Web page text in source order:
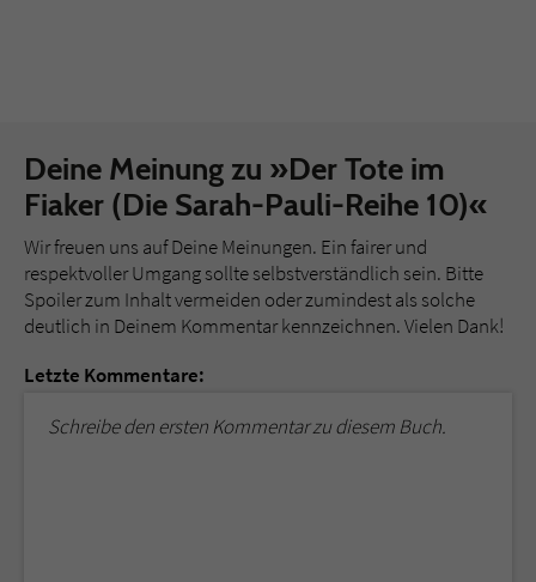
Deine Meinung zu »Der Tote im
Fiaker (Die Sarah-Pauli-Reihe 10)«
Wir freuen uns auf Deine Meinungen. Ein fairer und
respektvoller Umgang sollte selbstverständlich sein. Bitte
Spoiler zum Inhalt vermeiden oder zumindest als solche
deutlich in Deinem Kommentar kennzeichnen. Vielen Dank!
Letzte Kommentare:
Schreibe den ersten Kommentar zu diesem Buch.